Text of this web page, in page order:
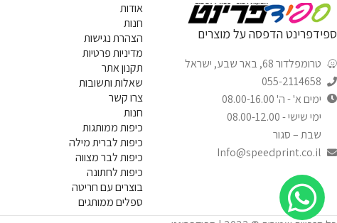
ספידפרינט הדפסה על מוצרים
טרומפלדור 68, באר שבע, ישראל
055-2114658
ימים א' - ה' 08.00-16.00
ימי שישי - 08.00-12.00
שבת – סגור
Info@speedprint.co.il
אודות
חנות
הצהרת נגישות
מדיניות פרטיות
תקנון אתר
שאלות ותשובות
צרו קשר
חנות
כיפות ממותגות
כיפות לברית מילה
כיפות לבר מצווה
כיפות לחתונה
בוצרים עם חריטה
ספלים ממותגים